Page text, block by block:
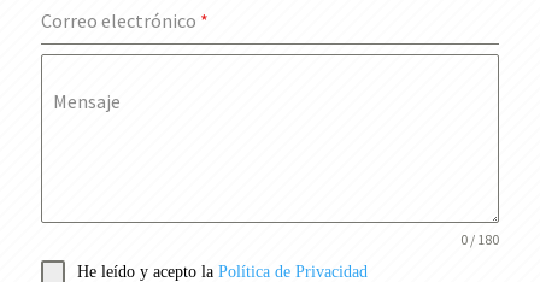
Correo electrónico *
Mensaje
0 / 180
He leído y acepto la Política de Privacidad